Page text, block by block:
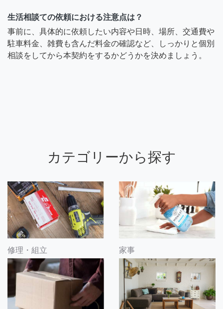
生活相談ての依頼における注意点は？
事前に、具体的に依頼したい内容や日時、場所、交通費や
駐車料金、雑費も含んだ料金の確認など、しっかりと個別
相談をしてから本契約をするかどうかを決めましょう。
カテゴリーから探す
修理・組立 家事